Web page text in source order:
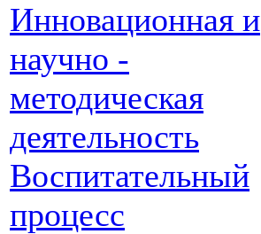
Инновационная и
научно -
методическая
деятельность
Воспитательный
процесс